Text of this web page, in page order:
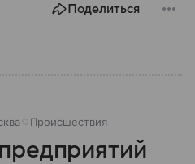
Поделиться
Происшествия